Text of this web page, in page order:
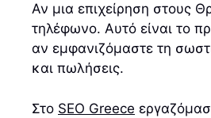
Αν μια επιχείρηση στους
τηλέφωνο. Αυτό είναι το
αν εμφανιζόμαστε τη
και πωλήσεις.
Στο SEO Greece